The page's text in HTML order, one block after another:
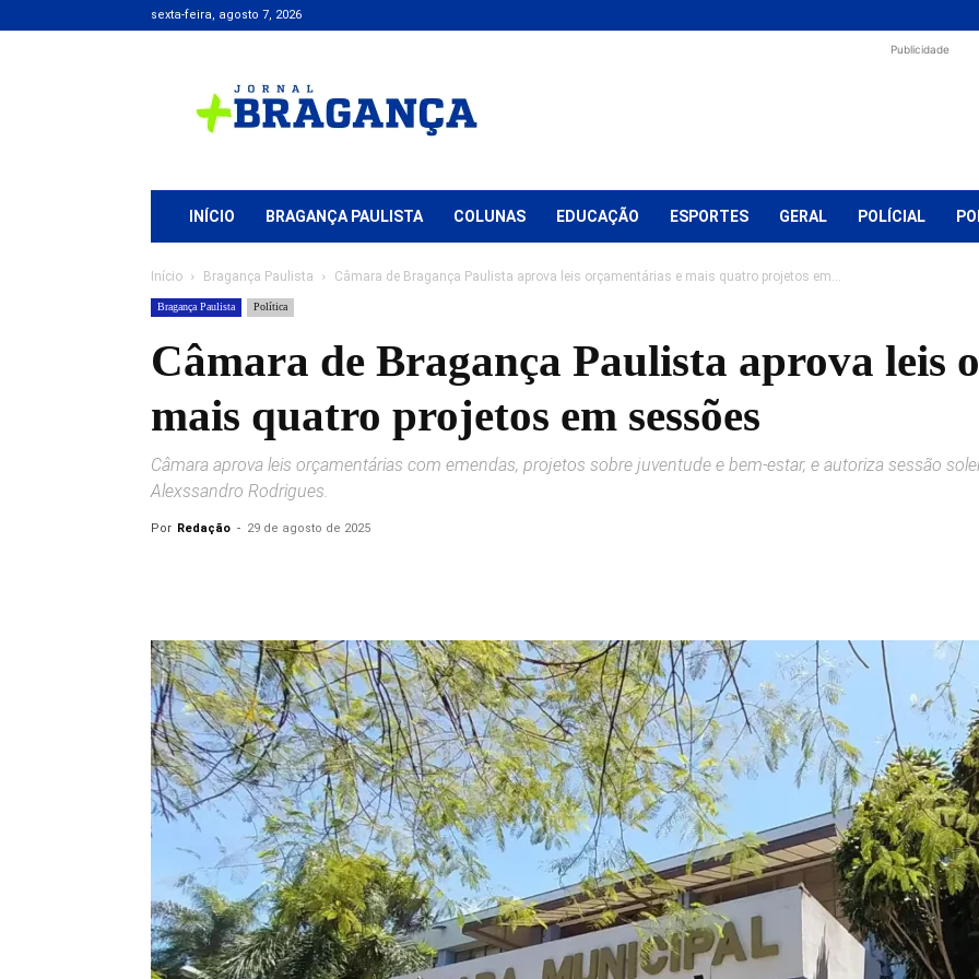
sexta-feira, agosto 7, 2026
+
Bragança
Publicidade
INÍCIO BRAGANÇA PAULISTA COLUNAS EDUCAÇÃO ESPORTES GERAL POLÍCIAL
Início Bragança Paulista Câmara de Bragança Paulista aprova leis orçamentárias e mais quatro projetos em...
Bragança Paulista Política
Câmara de Bragança Paulista aprova leis
mais quatro projetos em sessões
Câmara aprova leis orçamentárias com emendas, projetos sobre juventude e bem-estar, e autoriza sessão
Alexssandro Rodrigues.
Por Redação - 29 de agosto de 2025